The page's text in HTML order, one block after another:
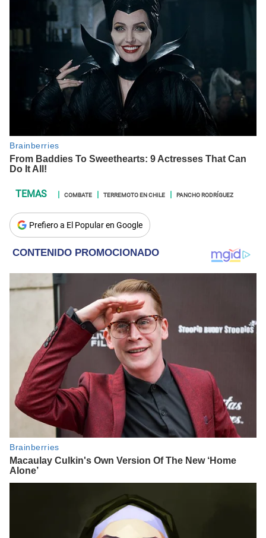
COMBATE TERREMOTO EN CHILE PANCHO RODRÍGUEZ
Prefiero a El Popular en Google